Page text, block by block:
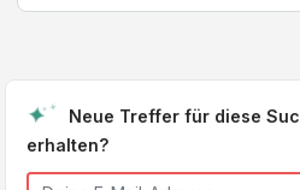
Neue Treffer für diese
erhalten?